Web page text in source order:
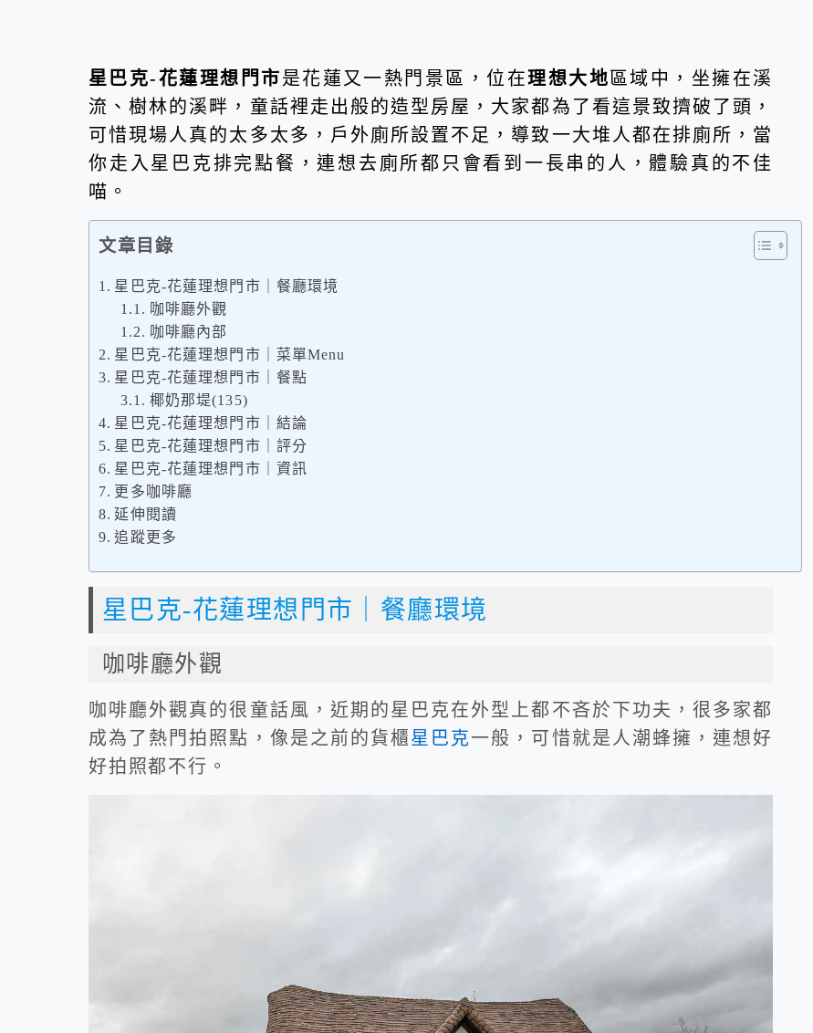
星巴克-花蓮理想門市是花蓮又一熱門景區，位在理想大地區域中，坐擁在溪
流、樹林的溪畔，童話裡走出般的造型房屋，大家都為了看這景致擠破了頭，
可惜現場人真的太多太多，戶外廁所設置不足，導致一大堆人都在排廁所，當
你走入星巴克排完點餐，連想去廁所都只會看到一長串的人，體驗真的不佳
喵。
文章目錄
星巴克-花蓮理想門市｜餐廳環境
咖啡廳外觀
咖啡廳內部
星巴克-花蓮理想門市｜菜單Menu
星巴克-花蓮理想門市｜餐點
椰奶那堤(135)
星巴克-花蓮理想門市｜結論
星巴克-花蓮理想門市｜評分
星巴克-花蓮理想門市｜資訊
更多咖啡廳
延伸閱讀
追蹤更多
星巴克-花蓮理想門市｜餐廳環境
咖啡廳外觀
咖啡廳外觀真的很童話風，近期的星巴克在外型上都不吝於下功夫，很多家都
成為了熱門拍照點，像是之前的貨櫃星巴克一般，可惜就是人潮蜂擁，連想好
好拍照都不行。